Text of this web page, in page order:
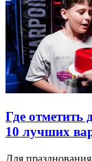
Где отметить
10 лучших
Для